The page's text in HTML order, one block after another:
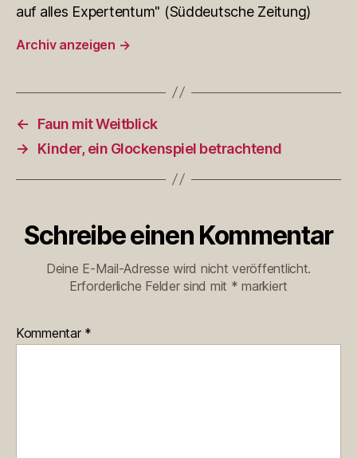
auf alles Expertentum" (Süddeutsche Zeitung)
Archiv anzeigen →
←
Faun mit Weitblick
→
Kinder, ein Glockenspiel betrachtend
Schreibe einen Kommentar
Deine E-Mail-Adresse wird nicht veröffentlicht.
Erforderliche Felder sind mit * markiert
Kommentar *